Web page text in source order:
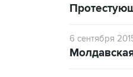
6 сентября